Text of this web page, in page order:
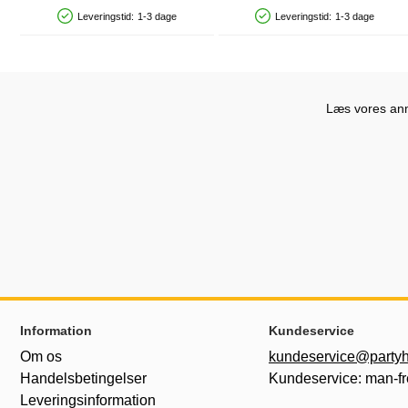
Produkttilgængelighed: På lager
Leveringstid: 1-3 dage
Produkttilgængelighed: På lager
Leveringstid: 1-3 dage
Læs vores
Sidefodsinhold Blandet info og links
Information
Om os
Handelsbetingelser
Leveringsinformation
Kundeservice
Kundeservice: man-